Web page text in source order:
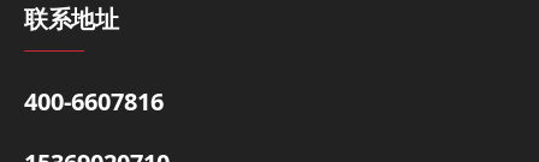
联系地址
400-6607816